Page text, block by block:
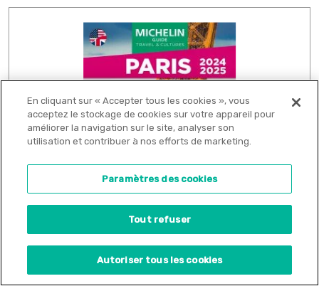
Paris 2024 en anglais
En cliquant sur « Accepter tous les cookies », vous
acceptez le stockage de cookies sur votre appareil pour
améliorer la navigation sur le site, analyser son
utilisation et contribuer à nos efforts de marketing.
Paramètres des cookies
Tout refuser
Autoriser tous les cookies